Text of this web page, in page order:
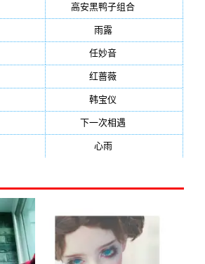
高安黑鸭子组合
雨露(350)
任妙音
红蔷薇
韩宝仪
下一次相遇
心雨(232)